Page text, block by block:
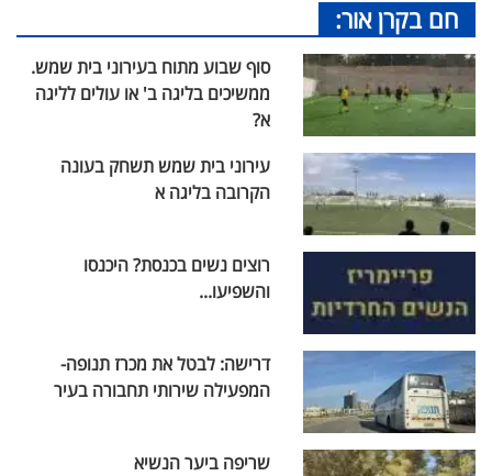
חם בקרן אור:
סוף שבוע מתוח בעירוני בית שמש.
ממשיכים בליגה ב' או עולים לליגה
א?
עירוני בית שמש תשחק בעונה
הקרובה בליגה א
רוצים נשים בכנסת? היכנסו
והשפיעו...
דרישה: לבטל את מכרז תנופה-
המפעילה שירותי תחבורה בעיר
שריפה ביער הנשיא